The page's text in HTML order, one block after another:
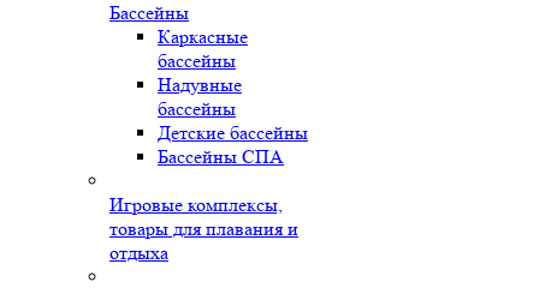
Бассейны
Каркасные
бассейны
Надувные
бассейны
Детские бассейны
Бассейны СПА
Игровые комплексы,
товары для плавания и
отдыха